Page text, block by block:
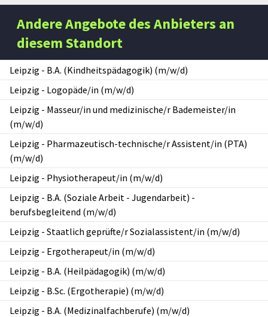
Andere Angebote des Anbieters an
diesem Standort
Leipzig - B.A. (Kindheitspädagogik) (m/w/d)
Leipzig - Logopäde/in (m/w/d)
Leipzig - Masseur/in und medizinische/r Bademeister/in
(m/w/d)
Leipzig - Pharmazeutisch-technische/r Assistent/in (PTA)
(m/w/d)
Leipzig - Physiotherapeut/in (m/w/d)
Leipzig - B.A. (Soziale Arbeit - Jugendarbeit) -
berufsbegleitend (m/w/d)
Leipzig - Staatlich geprüfte/r Sozialassistent/in (m/w/d)
Leipzig - Ergotherapeut/in (m/w/d)
Leipzig - B.A. (Heilpädagogik) (m/w/d)
Leipzig - B.Sc. (Ergotherapie) (m/w/d)
Leipzig - B.A. (Medizinalfachberufe) (m/w/d)